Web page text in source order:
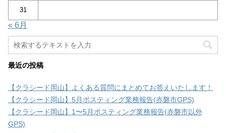
31
« 6月
最近の投稿
【クラシード岡山】よくある質問にまとめてお答えいたします！
【クラシード岡山】5月ポスティング業務報告(赤磐市GPS)
【クラシード岡山】1〜5月ポスティング業務報告(赤磐市以外
GPS)